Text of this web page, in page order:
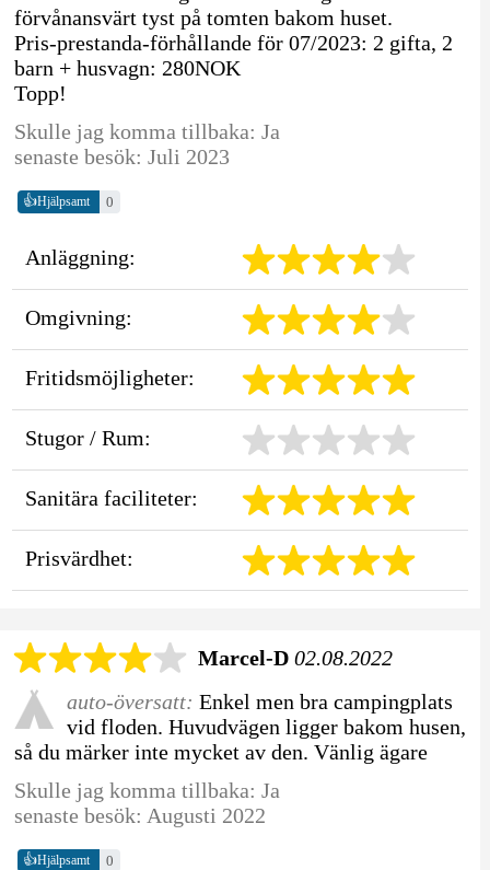
förvånansvärt tyst på tomten bakom huset.
Pris-prestanda-förhållande för 07/2023: 2 gifta, 2
barn + husvagn: 280NOK
Topp!
Skulle jag komma tillbaka: Ja
senaste besök: Juli 2023
👍Hjälpsamt 0
Anläggning:
Omgivning:
Fritidsmöjligheter:
Stugor / Rum:
Sanitära faciliteter:
Prisvärdhet:
Marcel-D 02.08.2022
auto-översatt: Enkel men bra campingplats
vid floden. Huvudvägen ligger bakom husen,
så du märker inte mycket av den. Vänlig ägare
Skulle jag komma tillbaka: Ja
senaste besök: Augusti 2022
👍Hjälpsamt 0